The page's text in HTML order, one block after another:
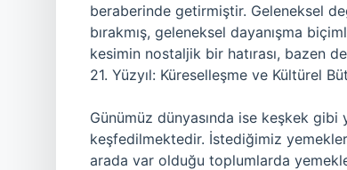
beraberinde getirmiştir. Geleneksel
bırakmış, geleneksel dayanışma
kesimin nostaljik bir hatırası, bazen
21. Yüzyıl: Küreselleşme ve Kültürel
Günümüz dünyasında ise keşkek
keşfedilmektedir. İstediğimiz
arada var olduğu toplumlarda